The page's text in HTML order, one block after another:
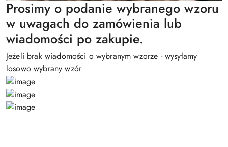
Prosimy o podanie wybranego wzoru
w uwagach do zamówienia lub
wiadomości po zakupie.
Jeżeli brak wiadomości o wybranym wzorze - wysyłamy
losowo wybrany wzór